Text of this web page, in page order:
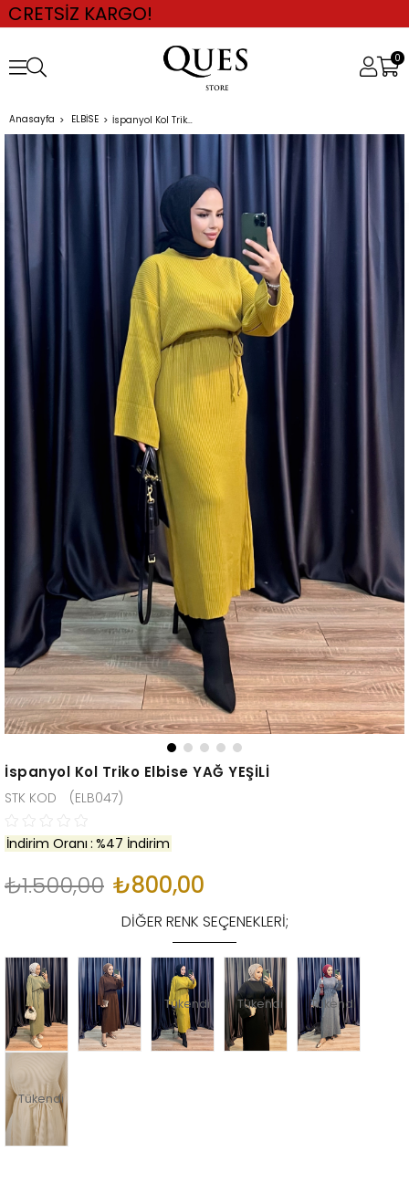
0
Anasayfa ELBİSE İspanyol Kol Triko Elbise YAĞ YEŞİLİ
İspanyol Kol Triko Elbise YAĞ YEŞİLİ
(ELB047)
İndirim Oranı : %47 İndirim
₺1.500,00 ₺800,00
DIĞER RENK SEÇENEKLERI;
Tükendi Tükendi Tükendi
Tükendi